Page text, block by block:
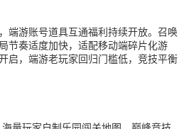
端游账号道具互通福利持续开放。召唤
节奏适度加快，适配移动端碎片化游
启，端游老玩家回归门槛低，竞技平衡